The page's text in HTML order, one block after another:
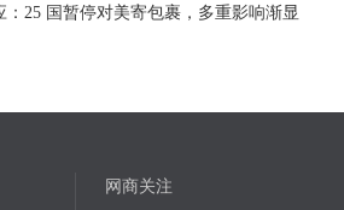
25 国暂停对美寄包裹，多重影响渐显
网商关注